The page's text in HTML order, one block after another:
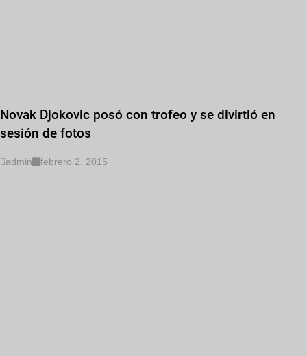
Novak Djokovic posó con trofeo y se divirtió en
sesión de fotos
admin febrero 2, 2015